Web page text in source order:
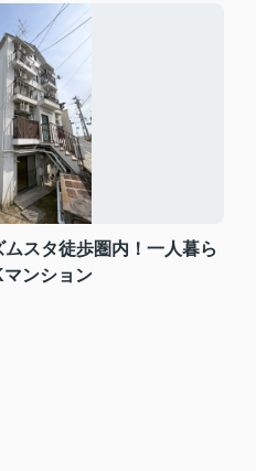
ムスタ徒歩圏内！一人暮ら
ンション